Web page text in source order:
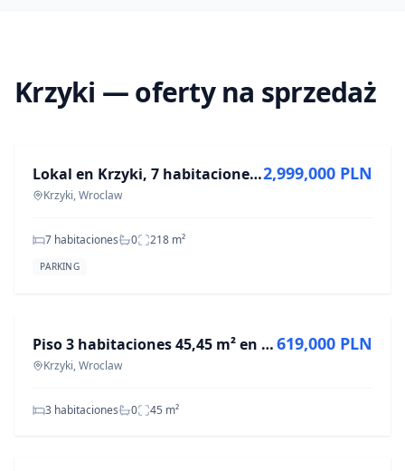
Krzyki — oferty na sprzedaż
Lokal en Krzyki, 7 habitaciones, 217.6 m² en venta
Krzyki, Wroclaw
2,999,000 PLN
7 habitaciones 0 218 m²
PARKING
Piso 3 habitaciones 45,45 m² en Krzyki, Wrocław
Krzyki, Wroclaw
619,000 PLN
3 habitaciones 0 45 m²